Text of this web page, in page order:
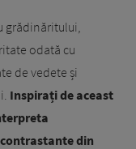
grădinăritului,
odată cu
de vedete și
Inspirați de aceast
din